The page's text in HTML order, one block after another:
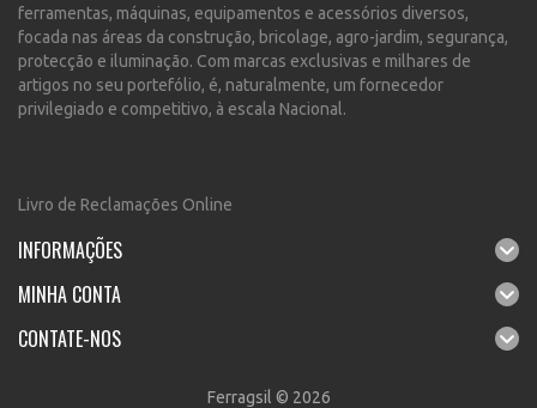
ferramentas, máquinas, equipamentos e acessórios diversos,
focada nas áreas da construção, bricolage, agro-jardim, segurança,
protecção e iluminação. Com marcas exclusivas e milhares de
artigos no seu portefólio, é, naturalmente, um fornecedor
privilegiado e competitivo, à escala Nacional.
Livro de Reclamações Online
INFORMAÇÕES
MINHA CONTA
CONTATE-NOS
Ferragsil © 2026